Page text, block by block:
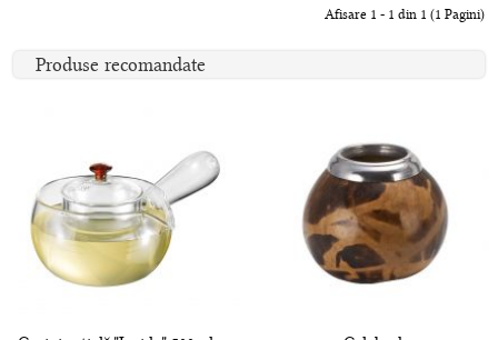
Afisare 1 - 1 din 1 (1 Pagini)
Produse recomandate